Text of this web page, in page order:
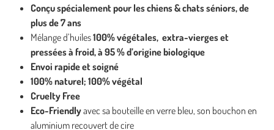
Conçu spécialement pour les chiens & chats séniors, de
plus de 7 ans
Mélange d’huiles100% végétales, extra-vierges et
pressées à froid, à 95 % d’origine biologique
Envoi rapide et soigné
100% naturel; 100% végétal
Cruelty Free
Eco-Friendlyavec sa bouteille en verre bleu, son bouchon en
aluminium recouvert de cire